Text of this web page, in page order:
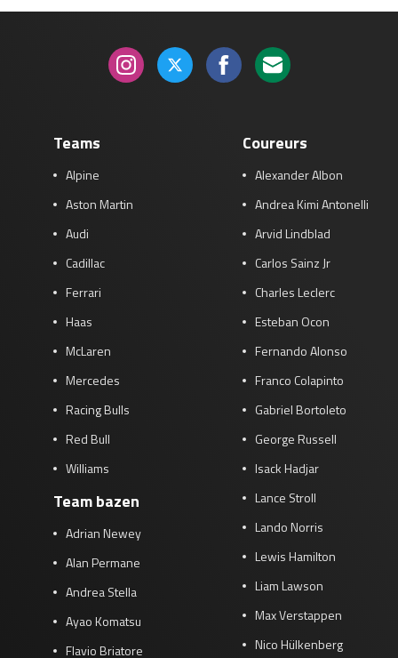
Teams
Alpine
Aston Martin
Audi
Cadillac
Ferrari
Haas
McLaren
Mercedes
Racing Bulls
Red Bull
Williams
Team bazen
Adrian Newey
Alan Permane
Andrea Stella
Ayao Komatsu
Flavio Briatore
Coureurs
Alexander Albon
Andrea Kimi Antonelli
Arvid Lindblad
Carlos Sainz Jr
Charles Leclerc
Esteban Ocon
Fernando Alonso
Franco Colapinto
Gabriel Bortoleto
George Russell
Isack Hadjar
Lance Stroll
Lando Norris
Lewis Hamilton
Liam Lawson
Max Verstappen
Nico Hülkenberg